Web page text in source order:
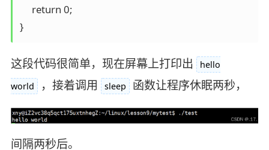
     return 0;
}
这段代码很简单，现在屏幕上打印出
hello
world
，接着调用 sleep 函数让程序休眠两秒，
间隔两秒后。